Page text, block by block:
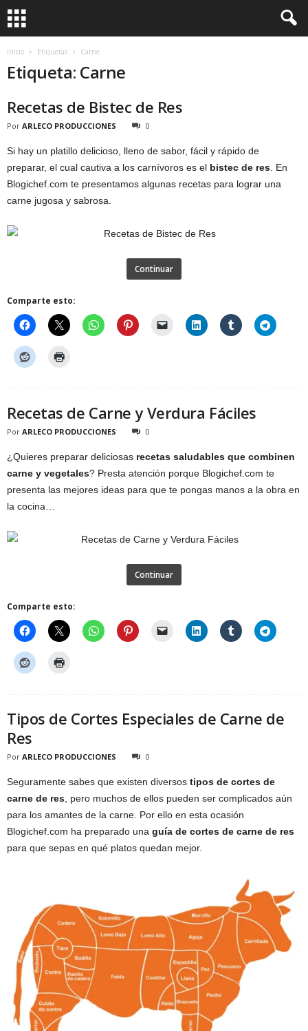
Inicio Etiquetas Carne
Etiqueta: Carne
Recetas de Bistec de Res
Por ARLECO PRODUCCIONES 0
Si hay un platillo delicioso, lleno de sabor, fácil y rápido de
preparar, el cual cautiva a los carnívoros es el bistec de res . En
Blogichef.com te presentamos algunas recetas para lograr una
carne jugosa y sabrosa.
Continuar
Comparte esto:
Recetas de Carne y Verdura Fáciles
Por ARLECO PRODUCCIONES 0
¿Quieres preparar deliciosas recetas saludables que combinen
carne y vegetales? Presta atención porque Blogichef.com te
presenta las mejores ideas para que te pongas manos a la obra en
la cocina…
Continuar
Comparte esto:
Tipos de Cortes Especiales de Carne de
Res
Por ARLECO PRODUCCIONES 0
Seguramente sabes que existen diversos tipos de cortes de
carne de res , pero muchos de ellos pueden ser complicados aún
para los amantes de la carne. Por ello en esta ocasión
Blogichef.com ha preparado una guía de cortes de carne de res
para que sepas en qué platos quedan mejor.